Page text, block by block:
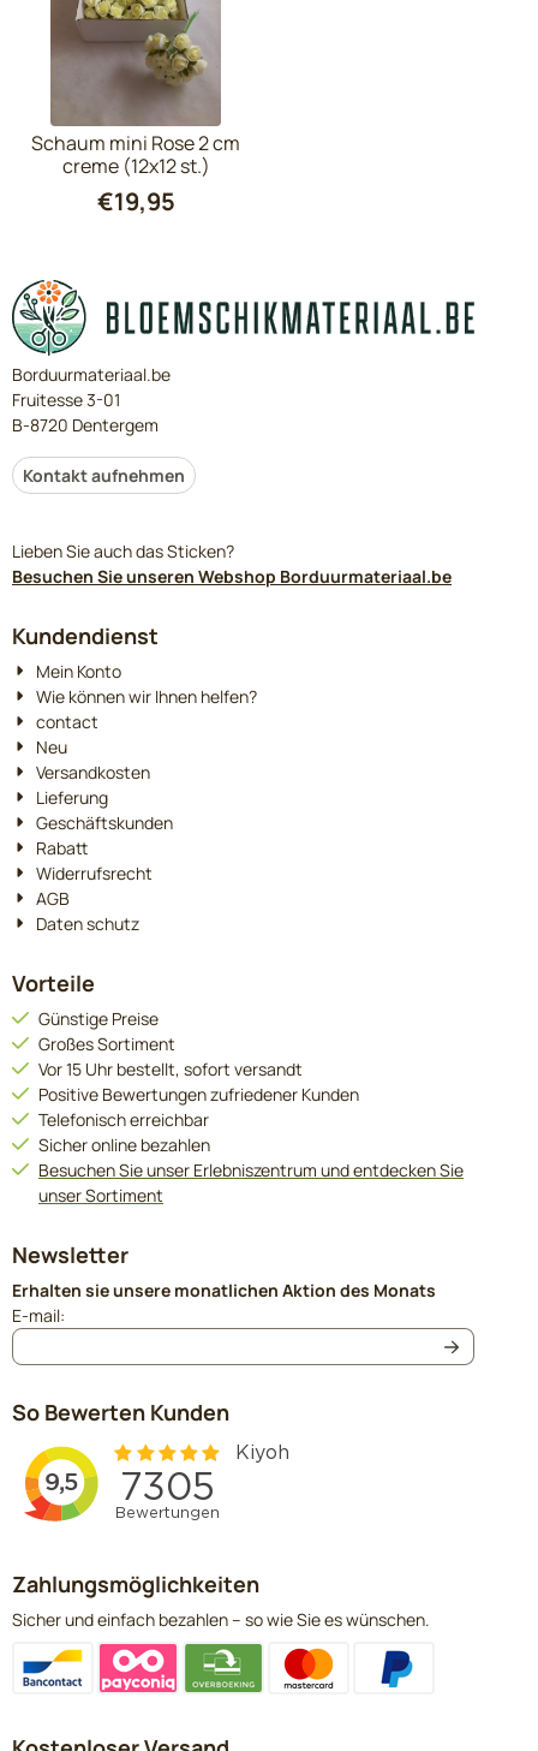
Schaum mini Rose 2 cm
creme (12x12 st.)
€19,95
Borduurmateriaal.be
Fruitesse 3-01
B-8720 Dentergem
Kontakt aufnehmen
Lieben Sie auch das Sticken?
Besuchen Sie unseren Webshop Borduurmateriaal.be
Kundendienst
Mein Konto
Wie können wir Ihnen helfen?
contact
Neu
Versandkosten
Lieferung
Geschäftskunden
Rabatt
Widerrufsrecht
AGB
Daten schutz
Vorteile
Günstige Preise
Großes Sortiment
Vor 15 Uhr bestellt, sofort versandt
Positive Bewertungen zufriedener Kunden
Telefonisch erreichbar
Sicher online bezahlen
Besuchen Sie unser Erlebniszentrum und entdecken Sie
unser Sortiment
Newsletter
Erhalten sie unsere monatlichen Aktion des Monats
E-mail:
So Bewerten Kunden
Zahlungsmöglichkeiten
Sicher und einfach bezahlen – so wie Sie es wünschen.